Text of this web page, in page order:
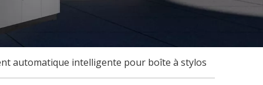
Pусский
automatique intelligente pour boîte à stylos